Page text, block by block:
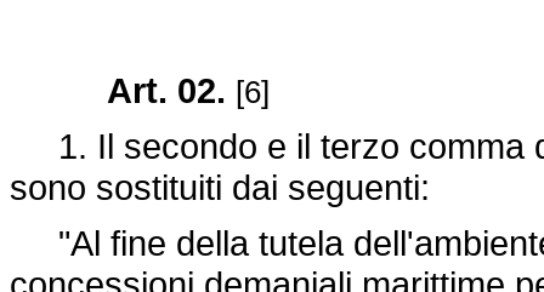
Art. 02. [6]
1. Il secondo e il terzo comma
sono sostituiti dai seguenti:
"Al fine della tutela